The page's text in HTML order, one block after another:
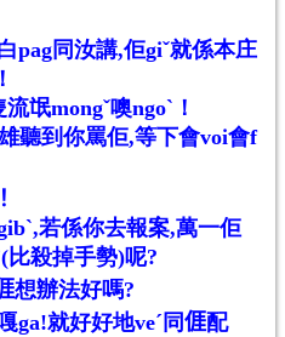
pag同汝講,佢giˇ就係本庄
氓mongˇ噢ngoˋ！
聽到你罵佢,等下會voi會f
若係你去報案,萬一佢
比殺掉手勢)呢?
想辦法好嗎?
ga!就好好地veˊ同𠊎配